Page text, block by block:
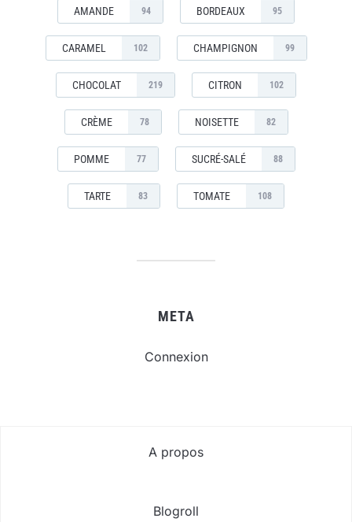
AMANDE 94 BORDEAUX 95
CARAMEL 102 CHAMPIGNON 99
CHOCOLAT 219 CITRON 102
CRÈME 78 NOISETTE 82
POMME 77 SUCRÉ-SALÉ 88
TARTE 83 TOMATE 108
META
Connexion
A propos
Blogroll